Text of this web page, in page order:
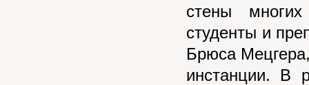
стены
студенты и
Брюса
инстанции. В